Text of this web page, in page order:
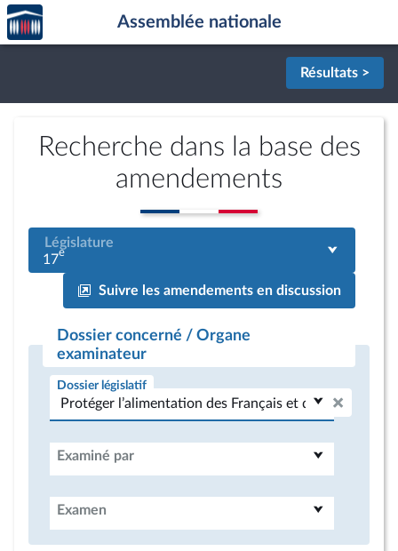
Aller au contenu
Aller en bas de la page
Accèder
à la
page
Assemblée nationale
Résultats >
Recherche dans la base des
amendements
Législature
17e
Suivre les amendements en discussion
Dossier concerné / Organe
examinateur
Dossier législatif
Examiné par
Examen